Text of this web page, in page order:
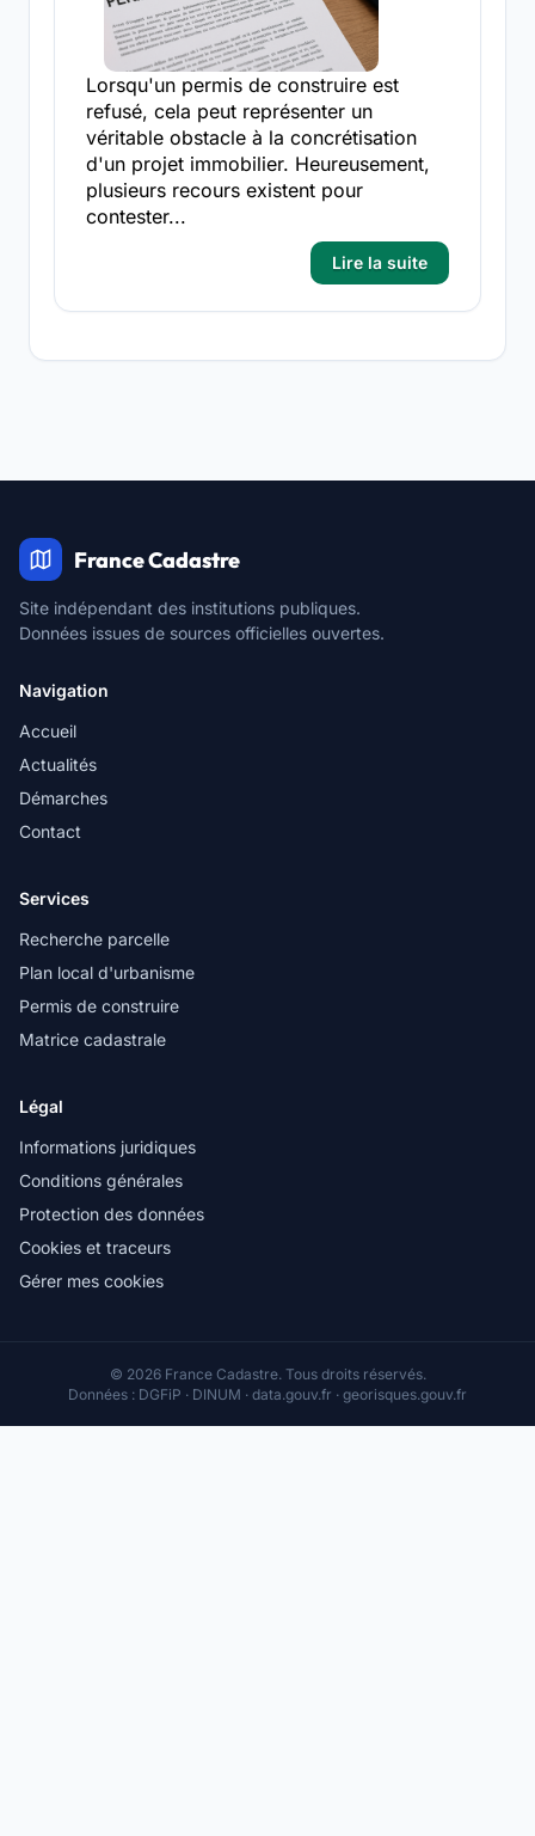
Lorsqu'un permis de construire est
refusé, cela peut représenter un
véritable obstacle à la concrétisation
d'un projet immobilier. Heureusement,
plusieurs recours existent pour
contester...
Lire la suite
France Cadastre
Site indépendant des institutions publiques.
Données issues de sources officielles ouvertes.
Navigation
Accueil
Actualités
Démarches
Contact
Services
Recherche parcelle
Plan local d'urbanisme
Permis de construire
Matrice cadastrale
Légal
Informations juridiques
Conditions générales
Protection des données
Cookies et traceurs
Gérer mes cookies
© 2026 France Cadastre. Tous droits réservés.
Données : DGFiP · DINUM · data.gouv.fr · georisques.gouv.fr